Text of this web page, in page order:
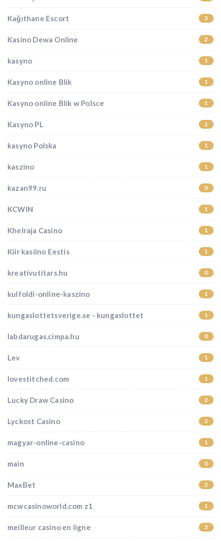
Kağıthane Escort 3
Kasino Dewa Online 2
kasyno 1
Kasyno online Blik 1
Kasyno online Blik w Polsce 1
Kasyno PL 1
kasyno Polska 1
kaszino 1
kazan99.ru 0
KCWIN 1
Khelraja Casino 1
Kiir kasiino Eestis 1
kreativutitars.hu 0
kulfoldi-online-kaszino 1
kungaslottetsverige.se - kungaslottet 1
labdarugas.cimpa.hu 0
Lev 1
lovestitched.com 1
Lucky Draw Casino 2
Lyckost Casino 2
magyar-online-casino 1
main 0
MaxBet 2
mcwcasinoworld.com z1 1
meilleur casino en ligne 3